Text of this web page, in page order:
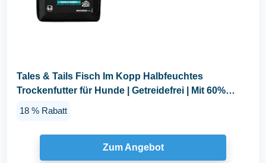
Tales & Tails Fisch Im Kopp Halbfeuchtes
Trockenfutter für Hunde | Getreidefrei | Mit 60%
18 % Rabatt
Zum Angebot